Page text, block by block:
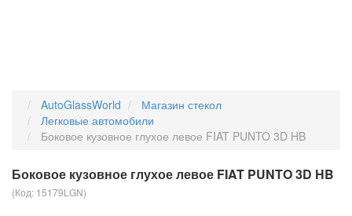
AutoGlassWorld
Магазин стекол
Легковые автомобили
Боковое кузовное глухое левое FIAT PUNTO 3D HB
Боковое кузовное глухое левое FIAT PUNTO 3D HB
(Код: 15179LGN)